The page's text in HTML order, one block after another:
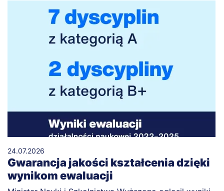
24.07.2026
Gwarancja jakości kształcenia dzięki
wynikom ewaluacji